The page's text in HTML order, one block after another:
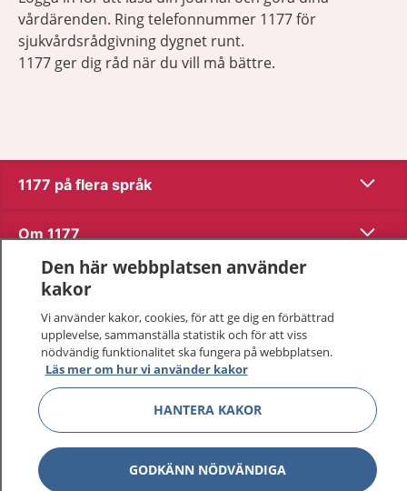
vårdärenden. Ring telefonnummer 1177 för
sjukvårdsrådgivning dygnet runt.
1177 ger dig råd när du vill må bättre.
1177 på flera språk Visa
Om 1177 Visa
Kontakt
Behandling av personuppgifter
Hantering av kakor
Inställningar för kakor
Den här webbplatsen använder
kakor
Vi använder kakor, cookies, för att ge dig en förbättrad
upplevelse, sammanställa statistik och för att viss
nödvändig funktionalitet ska fungera på webbplatsen.
Läs mer om hur vi använder kakor
HANTERA KAKOR
GODKÄNN NÖDVÄNDIGA